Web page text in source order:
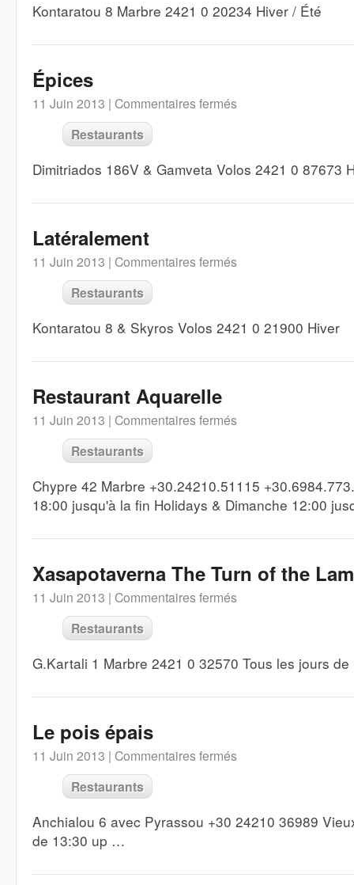
Kontaratou 8 Marbre 2421 0 20234 Hiver / Été
Épices
11 Juin 2013 | Commentaires fermés
Restaurants
Dimitriados 186V & Gamveta Volos 2421 0 87673
Latéralement
11 Juin 2013 | Commentaires fermés
Restaurants
Kontaratou 8 & Skyros Volos 2421 0 21900 Hiver
Restaurant Aquarelle
11 Juin 2013 | Commentaires fermés
Restaurants
Chypre 42 Marbre +30.24210.51115
18:00 jusqu'à la fin Holidays & Dimanche 12:00
Xasapotaverna The Turn of the
11 Juin 2013 | Commentaires fermés
Restaurants
G.Kartali 1 Marbre 2421 0 32570 Tous les jours
Le pois épais
11 Juin 2013 | Commentaires fermés
Restaurants
Anchialou 6 avec Pyrassou +30 24210 36989
de 13:30 up …